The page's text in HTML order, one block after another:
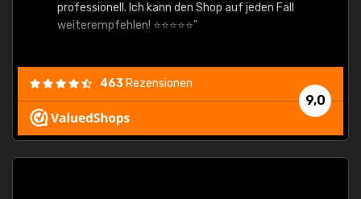
professionell. Ich kann den Shop auf jeden Fall
weiterempfehlen! ⭐⭐⭐⭐⭐"
9,0
463 Rezensionen